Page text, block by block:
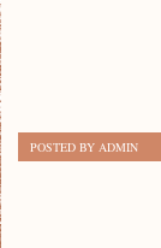
POSTED BY ADMIN